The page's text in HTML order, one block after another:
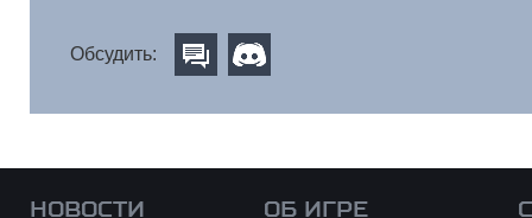
Обсудить:
НОВОСТИ ОБ ИГРЕ